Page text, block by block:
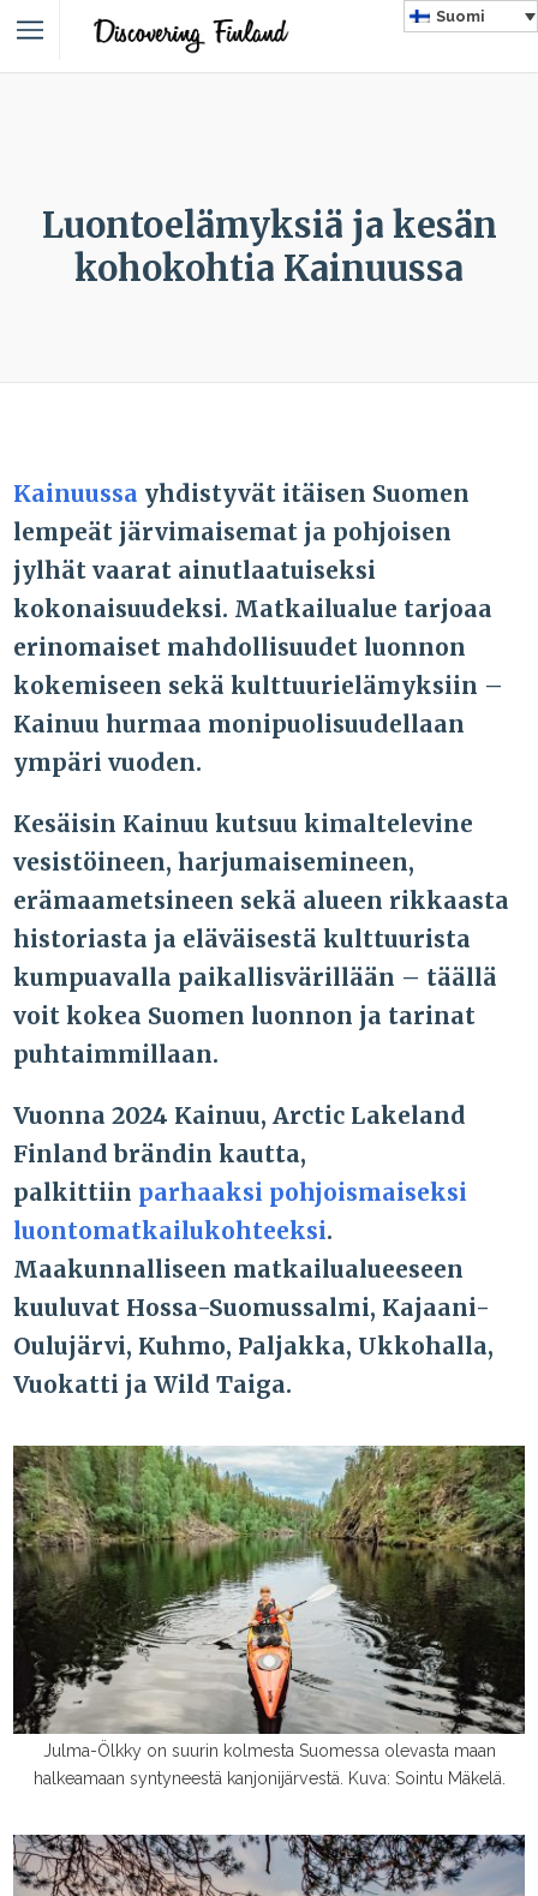
Suomi
Luontoelämyksiä ja kesän
kohokohtia Kainuussa
Kainuussa yhdistyvät itäisen Suomen
lempeät järvimaisemat ja pohjoisen
jylhät vaarat ainutlaatuiseksi
kokonaisuudeksi. Matkailualue tarjoaa
erinomaiset mahdollisuudet luonnon
kokemiseen sekä kulttuurielämyksiin –
Kainuu hurmaa monipuolisuudellaan
ympäri vuoden.
Kesäisin Kainuu kutsuu kimaltelevine
vesistöineen, harjumaisemineen,
erämaametsineen sekä alueen rikkaasta
historiasta ja eläväisestä kulttuurista
kumpuavalla paikallisvärillään – täällä
voit kokea Suomen luonnon ja tarinat
puhtaimmillaan.
Vuonna 2024 Kainuu, Arctic Lakeland
Finland brändin kautta,
palkittiin parhaaksi pohjoismaiseksi
luontomatkailukohteeksi.
Maakunnalliseen matkailualueeseen
kuuluvat Hossa-Suomussalmi, Kajaani-
Oulujärvi, Kuhmo, Paljakka, Ukkohalla,
Vuokatti ja Wild Taiga.
Julma-Ölkky on suurin kolmesta Suomessa olevasta maan
halkeamaan syntyneestä kanjonijärvestä. Kuva: Sointu Mäkelä.